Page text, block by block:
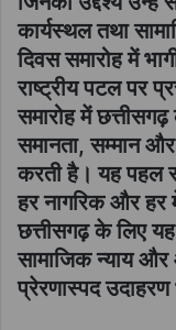
कार्यस्थल तथा
दिवस समारोह में
राष्ट्रीय पटल पर
समारोह में
समानता, सम्मान
करती है। यह पहल
हर नागरिक और हर
छत्तीसगढ़ के लिए
सामाजिक न्याय
प्रेरणास्पद उदाहरण